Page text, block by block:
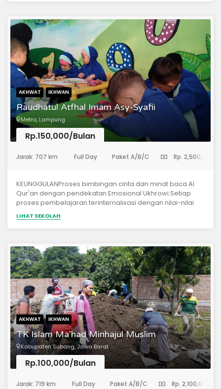
AKHWAT IKHWAN
Raudhatul Atfhal Imam Asy-Syafii
Metro, Lampung
Rp.150,000/Bulan
Jarak: 707 km Full Day Paket A/B/C Rp. 2,500,000
KEUNGGULANProses bimbingan cinta dan minat baca Al
Qur'an dengan pendekatan Emosional Ukhrowi.Setiap
proses pembelajaran terinternalisasi dengan nilai-nilai
Sunnah Nabawiyah.Tema-tema pembelajaran yang
disesuaikan dengan situasi dan kebutuhan
anak.Pengembangan kognitif, afektif dan motorik dengan
Raudhatul Athfal Islam Imam Asy Syafi'i yang mudah
dijangkau di pusat kota Metro
LIHAT SEKOLAH
AKHWAT IKHWAN
TK Islam Ma'had Minhajul Muslim
Kabupaten Subang, Jawa Barat
Rp.100,000/Bulan
Jarak: 719 km Full Day Paket A/B/C Rp. 2,100,000